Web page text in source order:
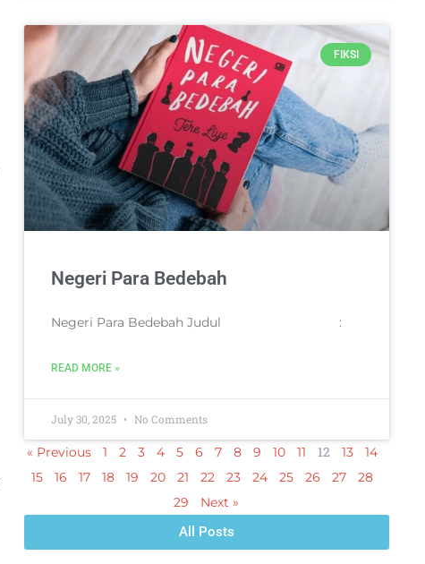
FIKSI
Negeri Para Bedebah
Negeri Para Bedebah Judul :
READ MORE »
July 30, 2025 No Comments
« Previous 1 2 3 4 5 6 7 8 9 10 11 12 13
14
15
16 17 18 19 20 21 22 23 24 25 26 27
28
29
Next »
All Posts